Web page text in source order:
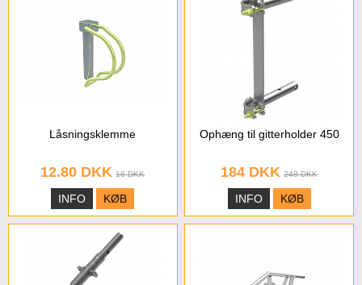
Låsningsklemme
12.80 DKK 16 DKK
INFO KØB
Ophæng til gitterholder 450
184 DKK 248 DKK
INFO KØB